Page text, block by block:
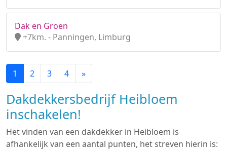
Dak en Groen
+7km. - Panningen, Limburg
1 2 3 4 »
Dakdekkersbedrijf Heibloem
inschakelen!
Het vinden van een dakdekker in Heibloem is
afhankelijk van een aantal punten, het streven hierin is: